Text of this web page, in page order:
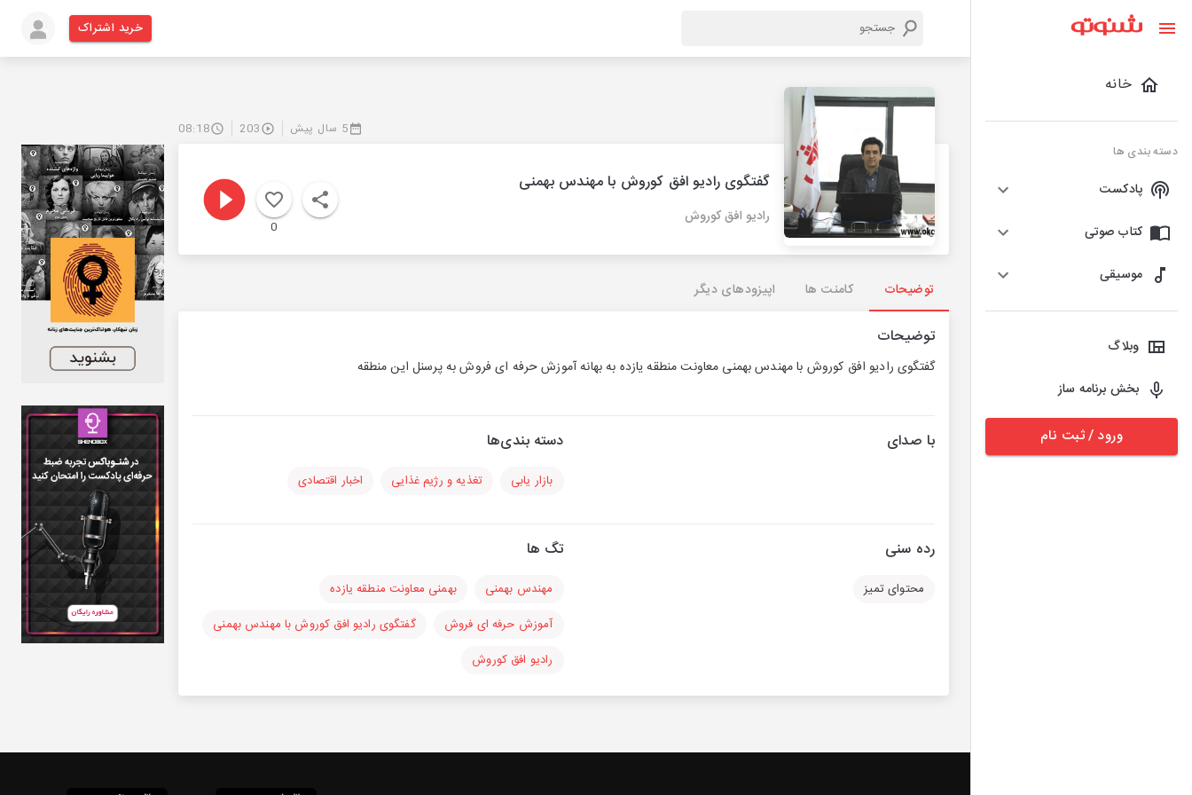
خانه
دسته بندی ها
پادکست
کتاب صوتی
موسیقی
وبلاگ
بخش برنامه ساز
ورود / ثبت نام
خرید اشتراک
5 سال پیش 203
08:18
گفتگوی رادیو افق کوروش با مهندس بهمنی
رادیو افق کوروش
0
توضیحات کامنت ها اپیزودهای دیگر
توضیحات
گفتگوی رادیو افق کوروش با مهندس بهمنی معاونت منطقه یازده به بهانه آموزش حرفه ای فروش به پرسنل این منطقه
با صدای دسته بندی‌ها
بازار یابی تغذیه و رژیم غذایی اخبار اقتصادی
رده سنی
محتوای تمیز
تگ ها
مهندس بهمنی
بهمنی معاونت منطقه یازده
آموزش حرفه ای فروش
گفتگوی رادیو افق کوروش با مهندس بهمنی
رادیو افق کوروش